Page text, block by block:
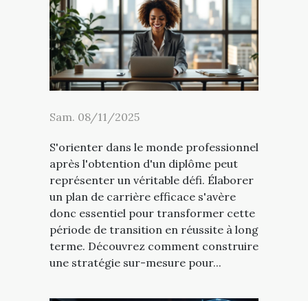
Sam. 08/11/2025
S'orienter dans le monde professionnel
après l'obtention d'un diplôme peut
représenter un véritable défi. Élaborer
un plan de carrière efficace s'avère
donc essentiel pour transformer cette
période de transition en réussite à long
terme. Découvrez comment construire
une stratégie sur-mesure pour...